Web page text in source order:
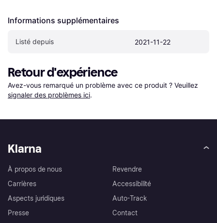
Informations supplémentaires
Listé depuis 2021-11-22
Retour d'expérience
Avez-vous remarqué un problème avec ce produit ? Veuillez
signaler des problèmes ici.
Klarna
À propos de nous
Carrières
Aspects juridiques
Presse
Revendre
Accessibilité
Auto-Track
Contact